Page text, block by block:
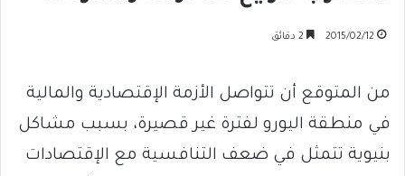
2015/02/12
من المتوقع أن تتواصل الأزمة الإقتصادية والمالية
في منطقة اليورو لفترة غير قصيرة، بسبب مشاكل
بنيوية تتمثل في ضعف التنافسية مع الإقتصادات